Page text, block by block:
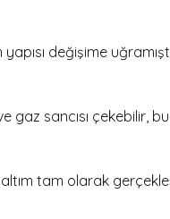
değişime
gaz sancısı çekebilir,
tam olarak